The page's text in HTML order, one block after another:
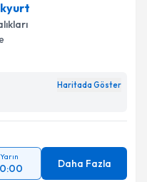
e-posta ile
ilişkinAydınlatma
ediyorum.
Haritada Göster
Yarın
Daha Fazla